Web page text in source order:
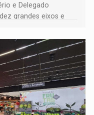
e Delegado
grandes eixos e